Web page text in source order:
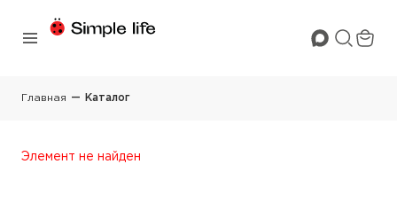
Главная Каталог
Элемент не найден